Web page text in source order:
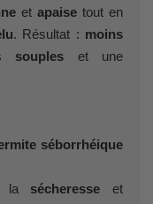
etapaise tout en
. Résultat : moins
souples et une
séborrhéique
la sécheresse et